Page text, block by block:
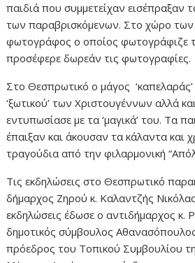
παιδιά που συμμετείχαν εισέπραξαν
των παραβρισκόμενων. Στο χώρο
φωτογράφος ο οποίος φωτογράφιζε
προσέφερε δωρεάν τις φωτογραφίες.
Στο Θεσπρωτικό ο μάγος ‘καπελαράς’
‘ξωτικού’ των Χριστουγέννων αλλά
εντυπωσίασε με τα ‘μαγικά’ του. Τα
έπαιξαν και άκουσαν τα κάλαντα και
τραγούδια από την φιλαρμονική
Τις εκδηλώσεις στο Θεσπρωτικό
δήμαρχος Ζηρού κ. Καλαντζής
εκδηλώσεις έδωσε ο αντιδήμαρχος κ.
δημοτικός σύμβουλος
πρόεδρος του Τοπικού Συμβουλίου